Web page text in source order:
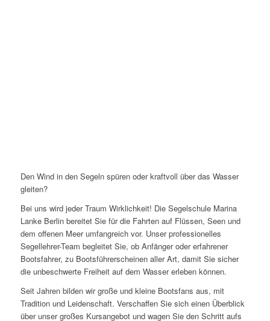
Den Wind in den Segeln spüren oder kraftvoll über das Wasser
gleiten?
Bei uns wird jeder Traum Wirklichkeit! Die Segelschule Marina
Lanke Berlin bereitet Sie für die Fahrten auf Flüssen, Seen und
dem offenen Meer umfangreich vor. Unser professionelles
Segellehrer-Team begleitet Sie, ob Anfänger oder erfahrener
Bootsfahrer, zu Bootsführerscheinen aller Art, damit Sie sicher
die unbeschwerte Freiheit auf dem Wasser erleben können.
Seit Jahren bilden wir große und kleine Bootsfans aus, mit
Tradition und Leidenschaft. Verschaffen Sie sich einen Überblick
über unser großes Kursangebot und wagen Sie den Schritt aufs